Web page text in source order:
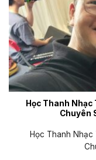
Học Thanh
Chuyên
Học Thanh